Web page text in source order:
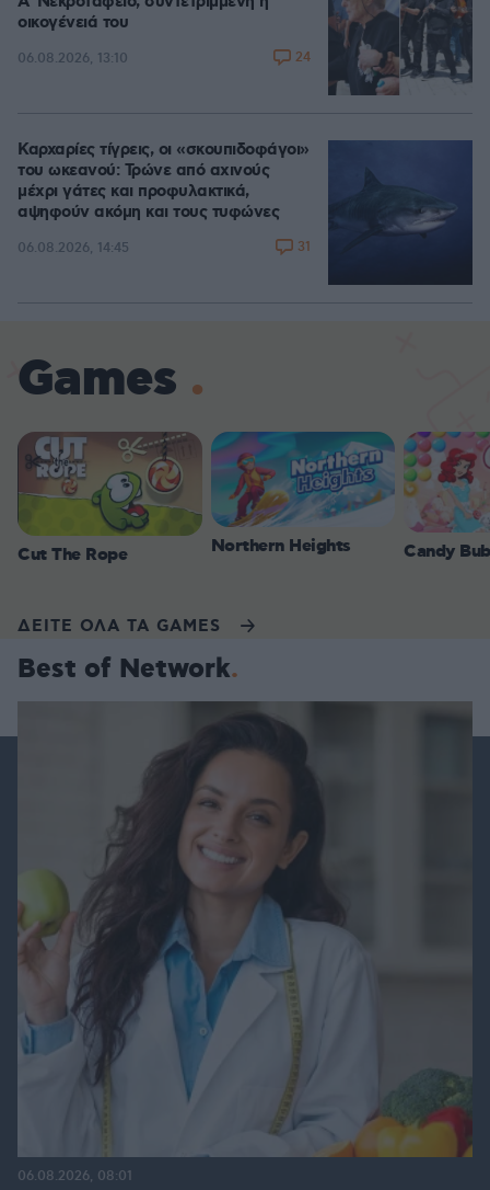
οικογένειά του
06.08.2026, 13:10 24
Καρχαρίες τίγρεις, οι «σκουπιδοφάγοι»
του ωκεανού: Τρώνε από αχινούς
μέχρι γάτες και προφυλακτικά,
αψηφούν ακόμη και τους τυφώνες
06.08.2026, 14:45 31
Games
Cut The Rope Northern Heights Candy
ΔΕΙΤΕ ΟΛΑ ΤΑ GAMES
Best of Network
06.08.2026, 08:01